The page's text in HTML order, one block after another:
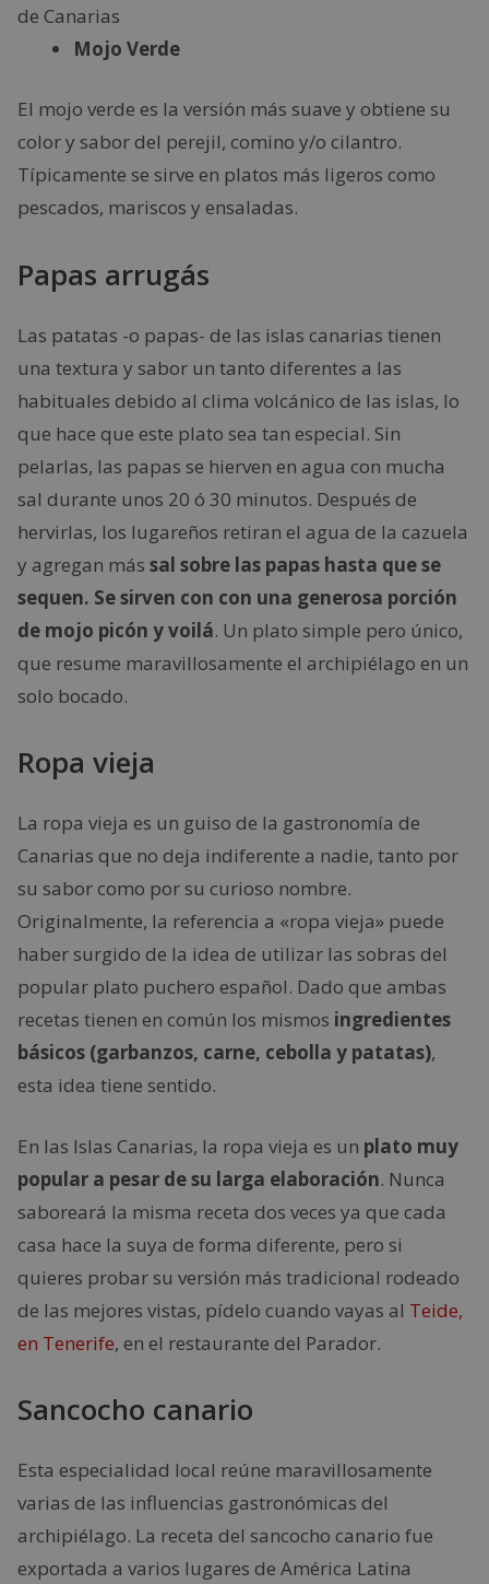
Mojo Verde
El mojo verde es la versión más suave y obtiene su
color y sabor del perejil, comino y/o cilantro.
Típicamente se sirve en platos más ligeros como
pescados, mariscos y ensaladas.
Papas arrugás
Las patatas -o papas- de las islas canarias tienen
una textura y sabor un tanto diferentes a las
habituales debido al clima volcánico de las islas, lo
que hace que este plato sea tan especial. Sin
pelarlas, las papas se hierven en agua con mucha
sal durante unos 20 ó 30 minutos. Después de
hervirlas, los lugareños retiran el agua de la cazuela
y agregan más sal sobre las papas hasta que se
sequen. Se sirven con con una generosa porción
de mojo picón y voilá. Un plato simple pero único,
que resume maravillosamente el archipiélago en un
solo bocado.
Ropa vieja
La ropa vieja es un guiso de la gastronomía de
Canarias que no deja indiferente a nadie, tanto por
su sabor como por su curioso nombre.
Originalmente, la referencia a «ropa vieja» puede
haber surgido de la idea de utilizar las sobras del
popular plato puchero español. Dado que ambas
recetas tienen en común los mismos ingredientes
básicos (garbanzos, carne, cebolla y patatas),
esta idea tiene sentido.
En las Islas Canarias, la ropa vieja es un plato muy
popular a pesar de su larga elaboración. Nunca
saboreará la misma receta dos veces ya que cada
casa hace la suya de forma diferente, pero si
quieres probar su versión más tradicional rodeado
de las mejores vistas, pídelo cuando vayas al Teide,
en Tenerife, en el restaurante del Parador.
Sancocho canario
Esta especialidad local reúne maravillosamente
varias de las influencias gastronómicas del
archipiélago. La receta del sancocho canario fue
exportada a varios lugares de América Latina